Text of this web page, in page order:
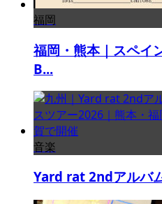
福岡
福岡・熊本｜スペイ
B...
音楽
Yard rat 2ndアルバ